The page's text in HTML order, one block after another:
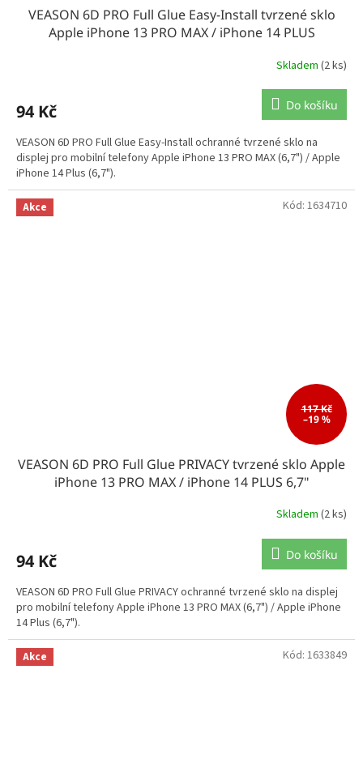
VEASON 6D PRO Full Glue Easy-Install tvrzené sklo
Apple iPhone 13 PRO MAX / iPhone 14 PLUS
Skladem (2 ks)
94 Kč Do košíku
VEASON 6D PRO Full Glue Easy-Install ochranné tvrzené sklo na
displej pro mobilní telefony Apple iPhone 13 PRO MAX (6,7") / Apple
iPhone 14 Plus (6,7").
Akce
117 Kč
–19 %
VEASON 6D PRO Full Glue PRIVACY tvrzené sklo Apple
iPhone 13 PRO MAX / iPhone 14 PLUS 6,7"
Skladem (2 ks)
94 Kč Do košíku
VEASON 6D PRO Full Glue PRIVACY ochranné tvrzené sklo na displej
pro mobilní telefony Apple iPhone 13 PRO MAX (6,7") / Apple iPhone
14 Plus (6,7").
Kód: 1634710
Akce Kód: 1633849